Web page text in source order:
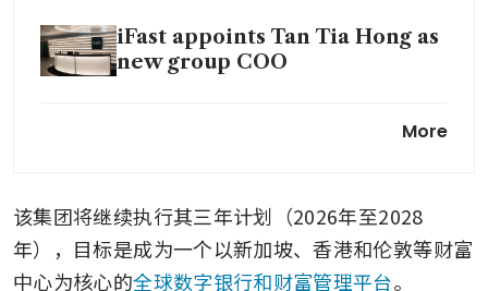
iFast appoints Tan Tia Hong as
new group COO
More
该集团将继续执行其三年计划（2026年至2028
年），目标是成为一个以新加坡、香港和伦敦等财富
中心为核心的全球数字银行和财富管理平台。